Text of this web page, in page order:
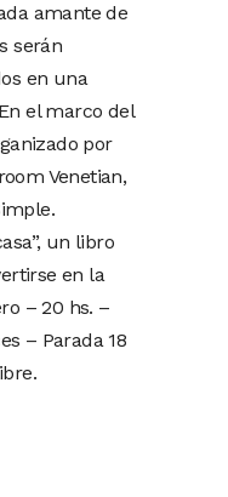
amante de
serán
en una
el marco del
por
Venetian,
un libro
en la
– 20 hs. –
– Parada 18